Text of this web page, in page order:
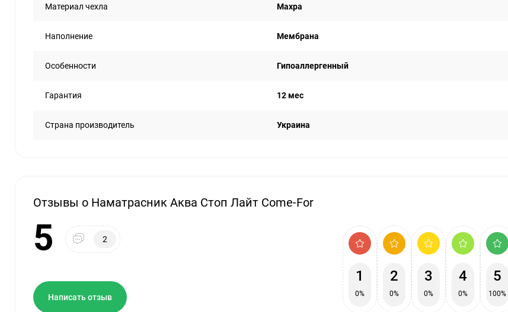
Материал чехла Махра
Наполнение Мембрана
Особенности Гипоаллергенный
Гарантия 12 мес
Страна производитель Украина
Отзывы о Наматрасник Аква Стоп Лайт Come-For
5 2
Написать отзыв
1
0%
2
0%
3
0%
4
0%
5
100%